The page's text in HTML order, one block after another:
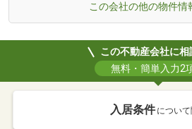
この会社の他の物件情
この不動産会社に相
無料・簡単入力2
入居条件 について